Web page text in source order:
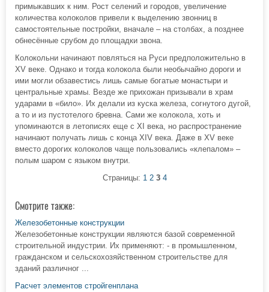
примыкавших к ним. Рост селений и городов, увеличение
количества колоколов привели к выделению звонниц в
самостоятельные постройки, вначале – на столбах, а позднее
обнесённые срубом до площадки звона.
Колокольни начинают повляться на Руси предположительно в
XV веке. Однако и тогда колокола были необычайно дороги и
ими могли обзавестись лишь самые богатые монастыри и
центральные храмы. Везде же прихожан призывали в храм
ударами в «било». Их делали из куска железа, согнутого дугой,
а то и из пустотелого бревна. Сами же колокола, хоть и
упоминаются в летописях еще с XI века, но распространение
начинают получать лишь с конца XIV века. Даже в XV веке
вместо дорогих колоколов чаще пользовались «клепалом» –
полым шаром с языком внутри.
Страницы: 1 2 3 4
Смотрите также:
Железобетонные конструкции
Железобетонные конструкции являются базой современной
строительной индустрии. Их применяют: - в промышленном,
гражданском и сельскохозяйственном строительстве для
зданий различног ...
Расчет элементов стройгенплана